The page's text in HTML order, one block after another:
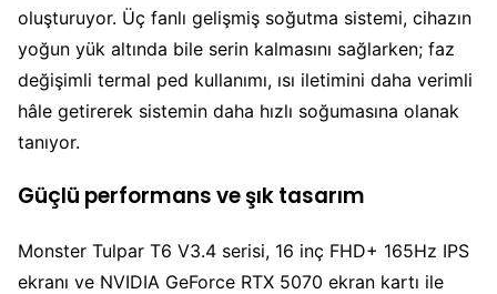
oluşturuyor. Üç fanlı gelişmiş soğutma sistemi, cihazın
yoğun yük altında bile serin kalmasını sağlarken; faz
değişimli termal ped kullanımı, ısı iletimini daha verimli
hâle getirerek sistemin daha hızlı soğumasına olanak
tanıyor.
Güçlü performans ve şık tasarım
Monster Tulpar T6 V3.4 serisi, 16 inç FHD+ 165Hz IPS
ekranı ve NVIDIA GeForce RTX 5070 ekran kartı ile